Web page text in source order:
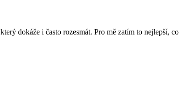
dokáže i často rozesmát. Pro mě zatím to nejlepší, co